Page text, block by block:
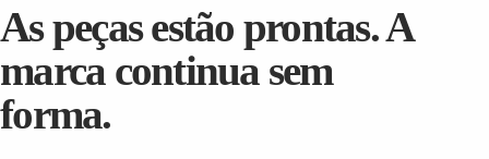
As peças estão prontas. A
marca continua sem
forma.